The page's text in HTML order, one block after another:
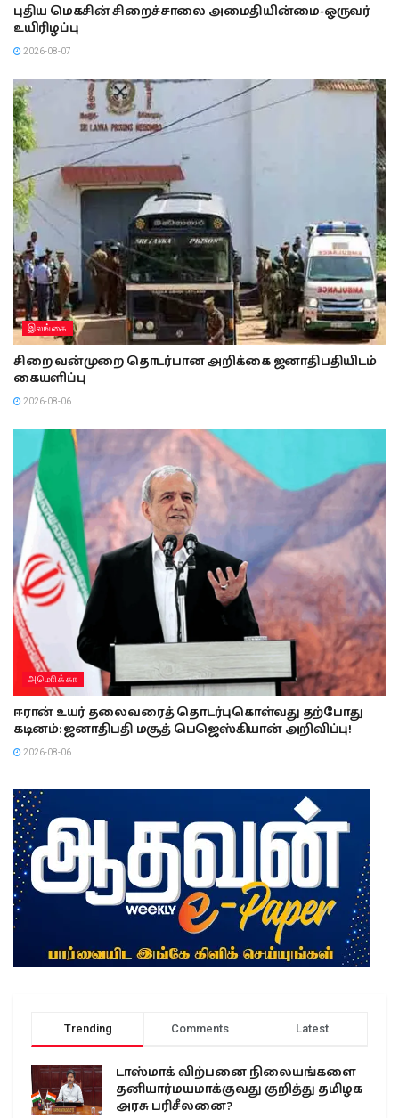
புதிய மெகசின் சிறைச்சாலை அமைதியின்மை-ஒருவர்
உயிரிழப்பு
2026-08-07
இலங்கை
சிறை வன்முறை தொடர்பான அறிக்கை ஜனாதிபதியிடம்
கையளிப்பு
2026-08-06
அமொிக்கா
ஈரான் உயர் தலைவரைத் தொடர்புகொள்வது தற்போது
கடினம்: ஜனாதிபதி மசூத் பெஜெஸ்கியான் அறிவிப்பு!
2026-08-06
Trending Comments Latest
டாஸ்மாக் விற்பனை நிலையங்களை
தனியார்மயமாக்குவது குறித்து தமிழக
அரசு பரிசீலனை?